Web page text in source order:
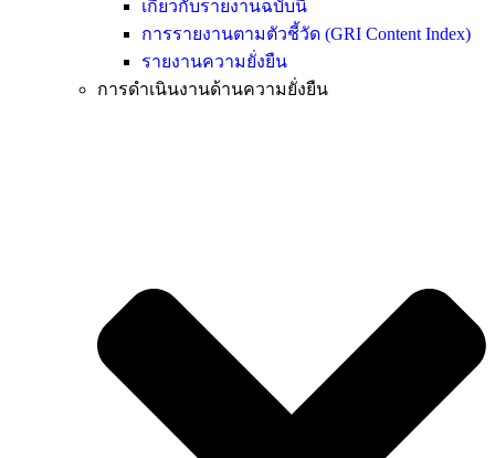
เกี่ยวกับรายงานฉบับนี้
การรายงานตามตัวชี้วัด (GRI Content Index)
รายงานความยั่งยืน
การดำเนินงานด้านความยั่งยืน